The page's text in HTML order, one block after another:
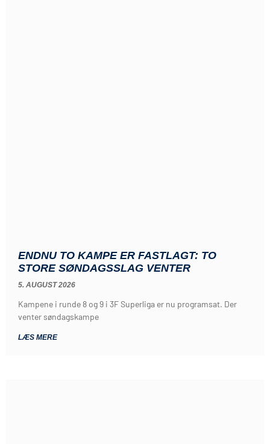
ENDNU TO KAMPE ER FASTLAGT: TO
STORE SØNDAGSSLAG VENTER
5. AUGUST 2026
Kampene i runde 8 og 9 i 3F Superliga er nu programsat. Der
venter søndagskampe
LÆS MERE